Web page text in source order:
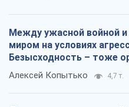
Между ужасной войной
миром на условиях
Безысходность – тоже
Алексей Копытько 4,7 т.